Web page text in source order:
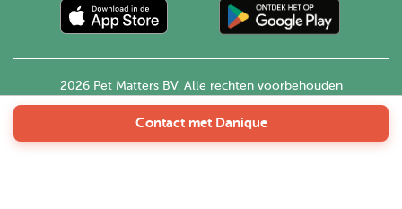
Contact met Danique
2026 Pet Matters BV. Alle rechten voorbehouden